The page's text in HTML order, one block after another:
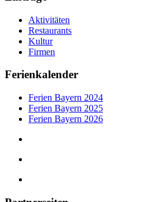
Aktivitäten
Restaurants
Kultur
Firmen
Ferienkalender
Ferien Bayern 2024
Ferien Bayern 2025
Ferien Bayern 2026